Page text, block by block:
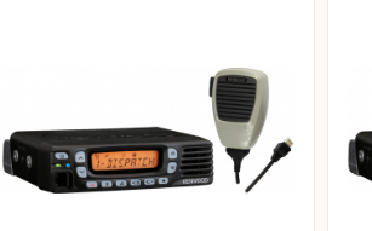
купить в 1 клик